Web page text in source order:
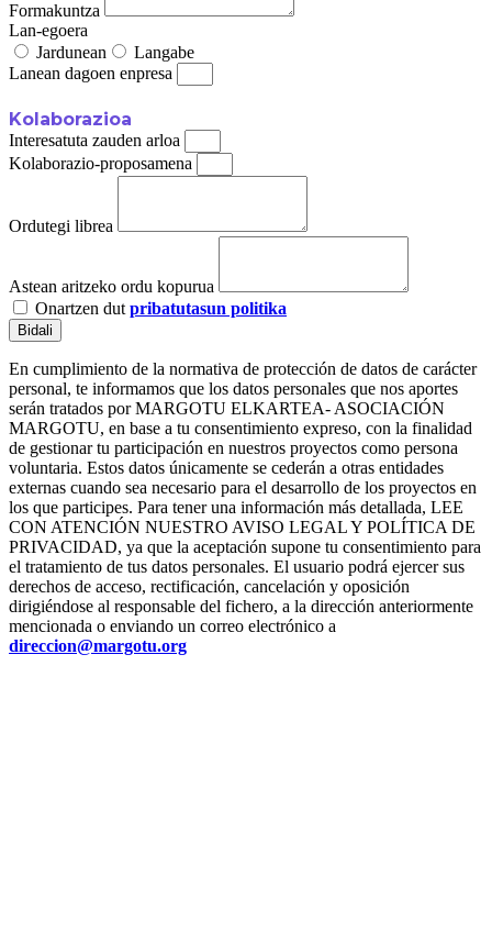
Formakuntza
Lan-egoera
Jardunean
Langabe
Lanean dagoen enpresa
Kolaborazioa
Interesatuta zauden arloa
Kolaborazio-proposamena
Ordutegi librea
Astean aritzeko ordu kopurua
Onartzen dut pribatutasun politika
Bidali
En cumplimiento de la normativa de protección de datos de carácter
personal, te informamos que los datos personales que nos aportes
serán tratados por MARGOTU ELKARTEA- ASOCIACIÓN
MARGOTU, en base a tu consentimiento expreso, con la finalidad
de gestionar tu participación en nuestros proyectos como persona
voluntaria. Estos datos únicamente se cederán a otras entidades
externas cuando sea necesario para el desarrollo de los proyectos en
los que participes. Para tener una información más detallada, LEE
CON ATENCIÓN NUESTRO AVISO LEGAL Y POLÍTICA DE
PRIVACIDAD, ya que la aceptación supone tu consentimiento para
el tratamiento de tus datos personales. El usuario podrá ejercer sus
derechos de acceso, rectificación, cancelación y oposición
dirigiéndose al responsable del fichero, a la dirección anteriormente
mencionada o enviando un correo electrónico a
direccion@margotu.org